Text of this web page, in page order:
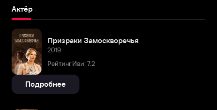
Актёр
Призраки Замоскворечья
2019
Рейтинг Иви: 7,2
Подробнее